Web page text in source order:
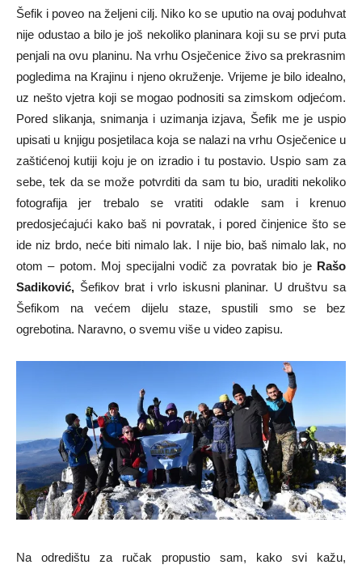
Šefik i poveo na željeni cilj. Niko ko se uputio na ovaj poduhvat
nije odustao a bilo je još nekoliko planinara koji su se prvi puta
penjali na ovu planinu. Na vrhu Osječenice živo sa prekrasnim
pogledima na Krajinu i njeno okruženje. Vrijeme je bilo idealno,
uz nešto vjetra koji se mogao podnositi sa zimskom odjećom.
Pored slikanja, snimanja i uzimanja izjava, Šefik me je uspio
upisati u knjigu posjetilaca koja se nalazi na vrhu Osječenice u
zaštićenoj kutiji koju je on izradio i tu postavio. Uspio sam za
sebe, tek da se može potvrditi da sam tu bio, uraditi nekoliko
fotografija jer trebalo se vratiti odakle sam i krenuo
predosjećajući kako baš ni povratak, i pored činjenice što se
ide niz brdo, neće biti nimalo lak. I nije bio, baš nimalo lak, no
otom – potom. Moj specijalni vodič za povratak bio je Rašo
Sadiković, Šefikov brat i vrlo iskusni planinar. U društvu sa
Šefikom na većem dijelu staze, spustili smo se bez
ogrebotina. Naravno, o svemu više u video zapisu.
Na odredištu za ručak propustio sam, kako svi kažu,